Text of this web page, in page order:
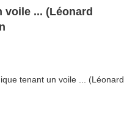
voile ... (Léonard